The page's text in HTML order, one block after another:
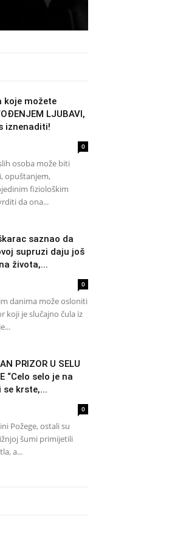
koje možete
LJUBAVI,
iznenaditi!
0
osoba može biti
opuštanjem,
fiziološkim
da ona...
saznao da
supruzi daju još
života,...
0
danima može osloniti
koji je slučajno čula iz
PRIZOR U SELU
“Celo selo je na
se krste,...
0
Požege, ostali su
šumi primijetili
a...